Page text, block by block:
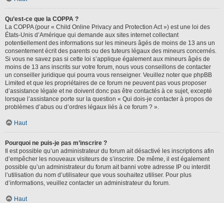
Qu’est-ce que la COPPA ?
La COPPA (pour « Child Online Privacy and Protection Act ») est une loi des
États-Unis d’Amérique qui demande aux sites internet collectant
potentiellement des informations sur les mineurs âgés de moins de 13 ans un
consentement écrit des parents ou des tuteurs légaux des mineurs concernés.
Si vous ne savez pas si cette loi s’applique également aux mineurs âgés de
moins de 13 ans inscrits sur votre forum, nous vous conseillons de contacter
un conseiller juridique qui pourra vous renseigner. Veuillez noter que phpBB
Limited et que les propriétaires de ce forum ne peuvent pas vous proposer
d’assistance légale et ne doivent donc pas être contactés à ce sujet, excepté
lorsque l’assistance porte sur la question « Qui dois-je contacter à propos de
problèmes d’abus ou d’ordres légaux liés à ce forum ? ».
Haut
Pourquoi ne puis-je pas m’inscrire ?
Il est possible qu’un administrateur du forum ait désactivé les inscriptions afin
d’empêcher les nouveaux visiteurs de s’inscrire. De même, il est également
possible qu’un administrateur du forum ait banni votre adresse IP ou interdit
l’utilisation du nom d’utilisateur que vous souhaitez utiliser. Pour plus
d’informations, veuillez contacter un administrateur du forum.
Haut